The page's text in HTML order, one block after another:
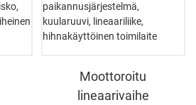
Moottoroitu
lineaarivaihe